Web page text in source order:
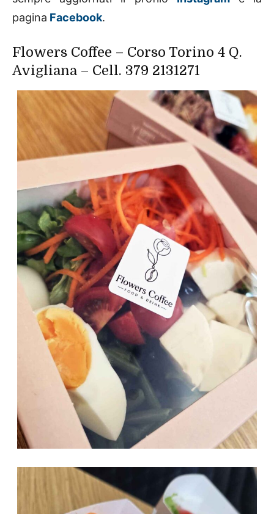
pagina Facebook.
Flowers Coffee – Corso Torino 4 Q.
Avigliana – Cell. 379 2131271